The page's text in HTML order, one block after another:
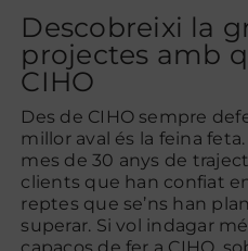
Productes
Estances
Projectes
Descobreixi la
projectes amb
CIHO
Des de CIHO sempre
millor aval és la feina
mes de 30 anys de
clients que han confiat
reptes que se’ns han
superar. Si vol indagar